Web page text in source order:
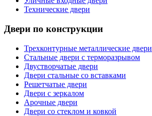
Технические двери
Двери по конструкции
Трехконтурные металлические двери
Стальные двери с терморазрывом
Двустворчатые двери
Двери стальные со вставками
Решетчатые двери
Двери с зеркалом
Арочные двери
Двери со стеклом и ковкой